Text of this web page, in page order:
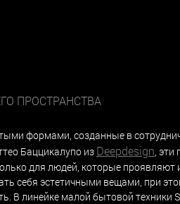
ПРОСТРАНСТВА
формами, cозданные в
Баццикалупо из Deepdesign, эти
для людей, которые проявляют
себя эстетичными вещами, при
В линейке малой бытовой техники